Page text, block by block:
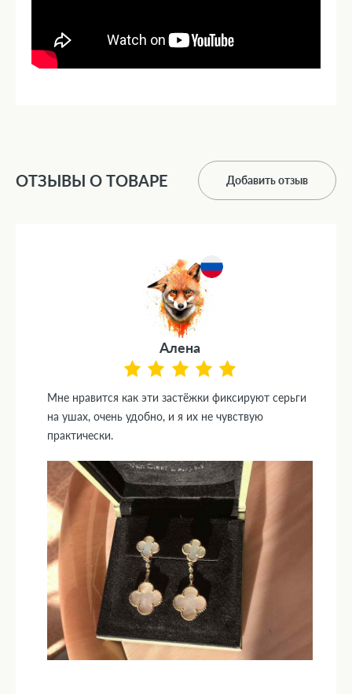
ОТЗЫВЫ О ТОВАРЕ Добавить отзыв
Алена
Мне нравится как эти застёжки фиксируют серьги
на ушах, очень удобно, и я их не чувствую
практически.